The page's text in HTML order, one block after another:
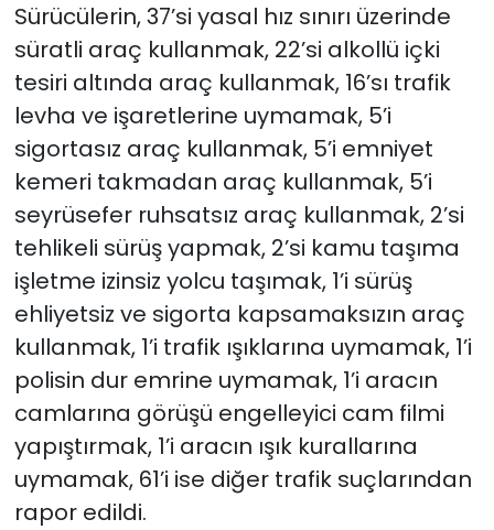
Sürücülerin, 37’si yasal hız sınırı üzerinde
süratli araç kullanmak, 22’si alkollü içki
tesiri altında araç kullanmak, 16’sı trafik
levha ve işaretlerine uymamak, 5’i
sigortasız araç kullanmak, 5’i emniyet
kemeri takmadan araç kullanmak, 5’i
seyrüsefer ruhsatsız araç kullanmak, 2’si
tehlikeli sürüş yapmak, 2’si kamu taşıma
işletme izinsiz yolcu taşımak, 1’i sürüş
ehliyetsiz ve sigorta kapsamaksızın araç
kullanmak, 1’i trafik ışıklarına uymamak, 1’i
polisin dur emrine uymamak, 1’i aracın
camlarına görüşü engelleyici cam filmi
yapıştırmak, 1’i aracın ışık kurallarına
uymamak, 61’i ise diğer trafik suçlarından
rapor edildi.